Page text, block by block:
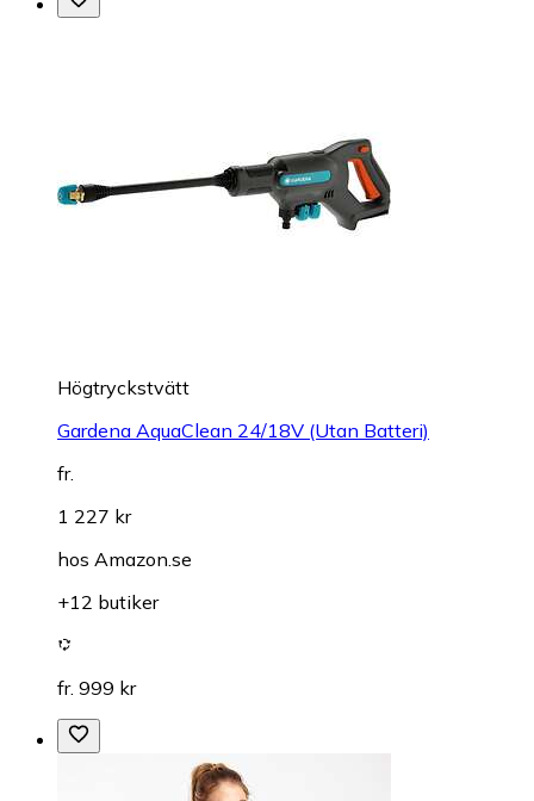
Högtryckstvätt
Gardena AquaClean 24/18V (Utan Batteri)
fr.
1 227 kr
hos Amazon.se
+12 butiker
fr. 999 kr